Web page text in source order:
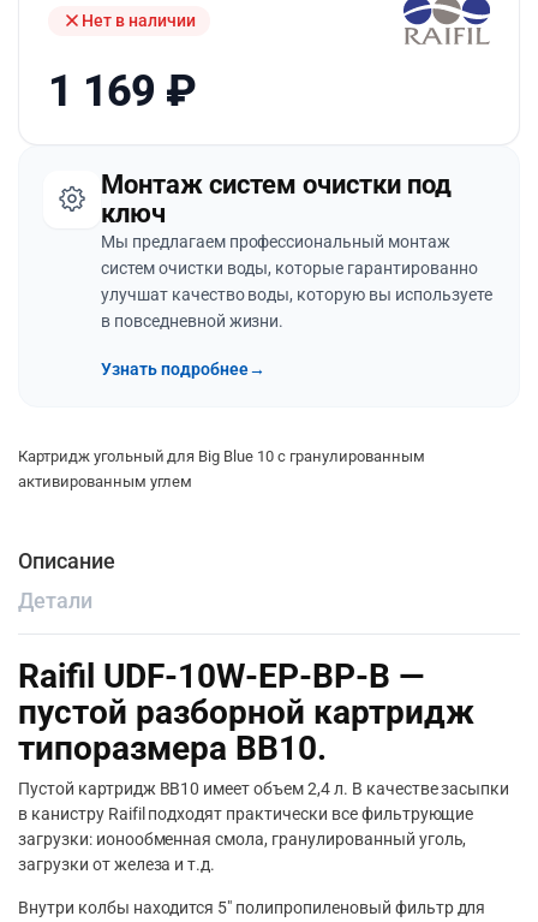
Нет в наличии
1 169 ₽
Монтаж систем очистки под
ключ
Мы предлагаем профессиональный монтаж
систем очистки воды, которые гарантированно
улучшат качество воды, которую вы используете
в повседневной жизни.
Узнать подробнее→
Картридж угольный для Big Blue 10 с гранулированным
активированным углем
Описание
Детали
Raifil UDF-10W-EP-ВР-B —
пустой разборной картридж
типоразмера ВВ10.
Пустой картридж ВВ10 имеет объем 2,4 л. В качестве засыпки
в канистру Raifil подходят практически все фильтрующие
загрузки: ионообменная смола, гранулированный уголь,
загрузки от железа и т.д.
Внутри колбы находится 5″ полипропиленовый фильтр для